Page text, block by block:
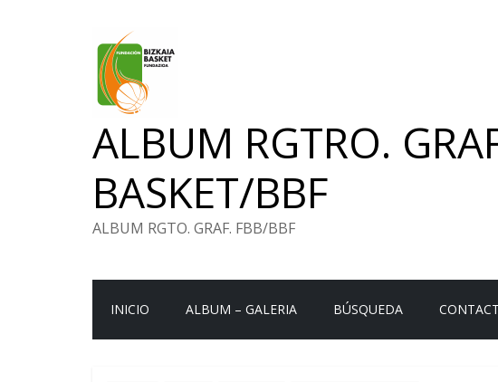
ALBUM RGTRO.
BASKET/BBF
ALBUM RGTO. GRAF. FBB/BBF
INICIO ALBUM – GALERIA BÚSQUEDA